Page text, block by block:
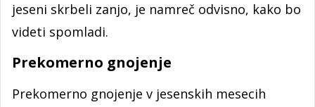
jeseni skrbeli zanjo, je namreč odvisno, kako bo
videti spomladi.
Prekomerno gnojenje
Prekomerno gnojenje v jesenskih mesecih